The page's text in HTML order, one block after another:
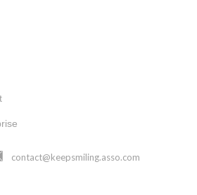
contact@keepsmiling.asso.com